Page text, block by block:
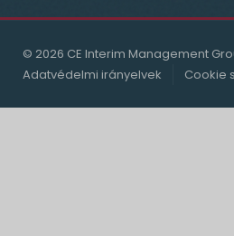
© 2026 CE Interim Management
Adatvédelmi irányelvek
Cookie